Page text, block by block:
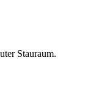
Stauraum.